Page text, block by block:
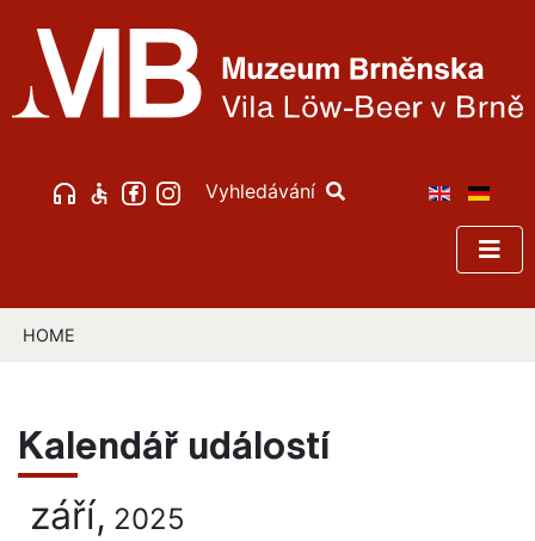
Vyhledávání
HOME
Kalendář událostí
září, 2025